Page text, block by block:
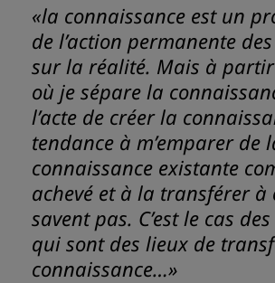
«la connaissance est un
de l’action permanente
sur la réalité. Mais à
où je sépare la
l’acte de créer la
tendance à m’emparer de
connaissance existante
achevé et à la transférer à
savent pas. C’est le cas
qui sont des lieux de
connaissance…»